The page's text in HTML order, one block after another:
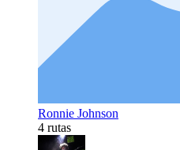
Ronnie Johnson
4 rutas